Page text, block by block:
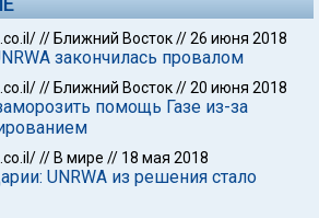
// Ближний Восток//26 июня 2018
закончилась провалом
// Ближний Восток//20 июня 2018
помощь Газе из-за
// В мире // 18 мая 2018
UNRWA из решения стало